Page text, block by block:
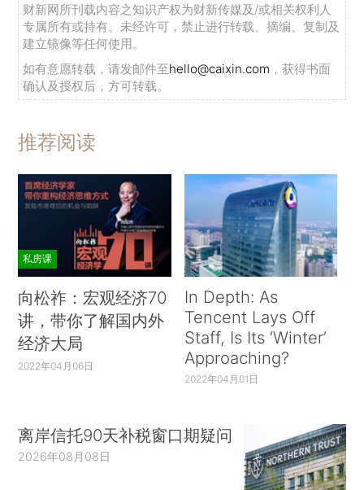
财新网所刊载内容之知识产权为财新传媒及/或相关权利人
专属所有或持有。未经许可，禁止进行转载、摘编、复制及
建立镜像等任何使用。
如有意愿转载，请发邮件至hello@caixin.com ，获得书面
确认及授权后，方可转载。
推荐阅读
私房课
向松祚：宏观经济70
讲，带你了解国内外
经济大局
2022年04月06日
In Depth: As
Tencent Lays Off
Staff, Is Its ‘Winter’
Approaching?
2022年04月01日
离岸信托90天补税窗口期疑问
2026年08月08日